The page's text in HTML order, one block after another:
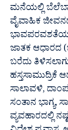
ಮನೆಯಲ್ಲಿ
ವೈವಾಹಿಕ
ಜಾತಕ ಆಧಾರದ
ಬರೆದು
ಸಾಲಾವಳಿ,
ಸಂತಾನ ಭಾಗ್ಯ,
ವ್ಯವಹಾರದಲ್ಲಿ